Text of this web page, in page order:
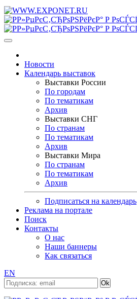
Новости
Календарь выставок
Выставки России
По городам
По тематикам
Архив
Выставки СНГ
По странам
По тематикам
Архив
Выставки Мира
По странам
По тематикам
Архив
Подписаться на календарь
Реклама на портале
Поиск
Контакты
О нас
Наши баннеры
Как связаться
EN